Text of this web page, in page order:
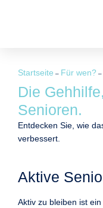
Startseite – Für wen? –
Die
Senioren.
Entdecken Sie, wie
verbessert.
Aktive
Aktiv zu bleiben ist